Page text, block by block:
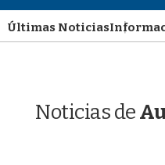
u
Últimas Noticias
Noticias de